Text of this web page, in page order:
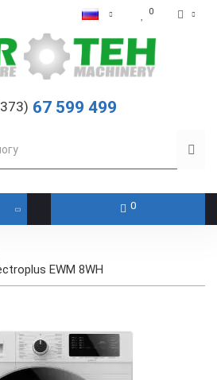
0
67 599 499
0
EWM 8WH